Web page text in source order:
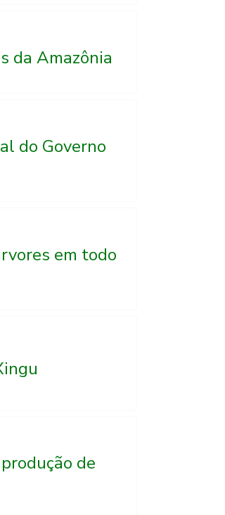
da Amazônia
do Governo
em todo
de